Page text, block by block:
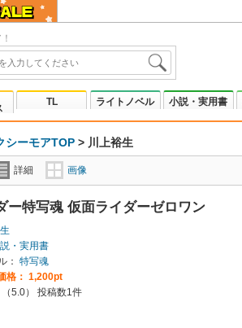
TL ライトノベル 小説・実用書
シーモアTOP > 川上裕生
詳細 画像
ー特写魂 仮面ライダーゼロワン
・実用書
： 特写魂
格： 1,200pt
（5.0） 投稿数1件